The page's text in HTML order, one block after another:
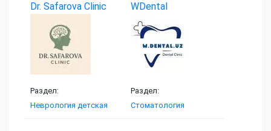
Dr. Safarova Clinic
Раздел:
Неврология детская
WDental
Раздел:
Стоматология